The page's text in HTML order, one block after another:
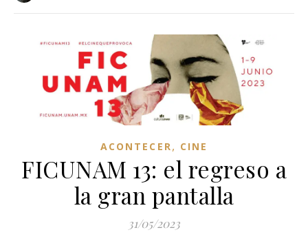
ACONTECER, CINE
FICUNAM 13: el regreso a
la gran pantalla
31/05/2023